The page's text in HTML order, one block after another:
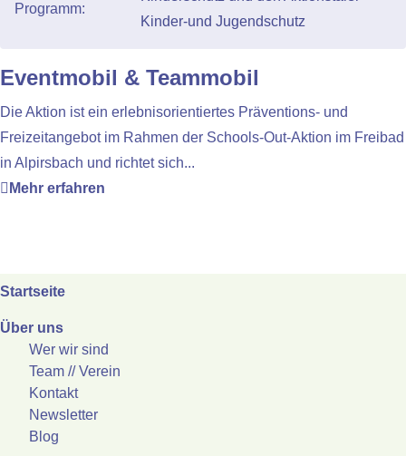
Programm:
Eventmobil & Teammobil
Die Aktion ist ein erlebnisorientiertes Präventions- und
Freizeitangebot im Rahmen der Schools-Out-Aktion im Freibad
in Alpirsbach und richtet sich...
Mehr erfahren
Startseite
Über uns
Wer wir sind
Team // Verein
Kontakt
Newsletter
Blog